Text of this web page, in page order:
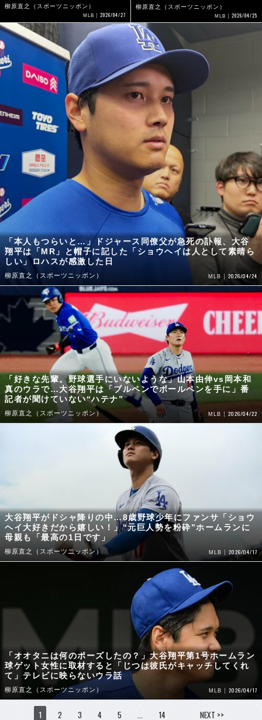
柳原直之（スポーツニッポン）
MLB 2026/04/27
柳原直之（スポーツニッポン）
MLB 2026/04/25
「本人もつらいと…」ドジャース同僚父が急死の訃報、大谷
翔平は「MR」と帽子に記した「ショウヘイは人として素晴ら
しい」ロハスが感激した日
柳原直之（スポーツニッポン） MLB 2026/04/24
「好きな先輩。野球選手にいないような」山本由伸vs岡本和
真のウラで…大谷翔平は「ブルペンでボールペンを手に」番
記者が聞けていない“ハテナ”
柳原直之（スポーツニッポン） MLB 2026/04/22
大谷翔平がドシャ降りの中…8歳野球少年にファンサ「ショウ
ヘイ大好きだから嬉しい！」“元巨人勢を粉砕”ホームランに
母親も「最高の1日です」
柳原直之（スポーツニッポン） MLB 2026/04/17
「オオタニは何のポーズしたの？」大谷翔平第1号ホームラン
球ゲット女性に取材すると「じつは彼氏がキャッチしてくれ
て」テレビに映らないウラ話
柳原直之（スポーツニッポン） MLB 2026/04/17
1 2 3 4 5 14 NEXT >>